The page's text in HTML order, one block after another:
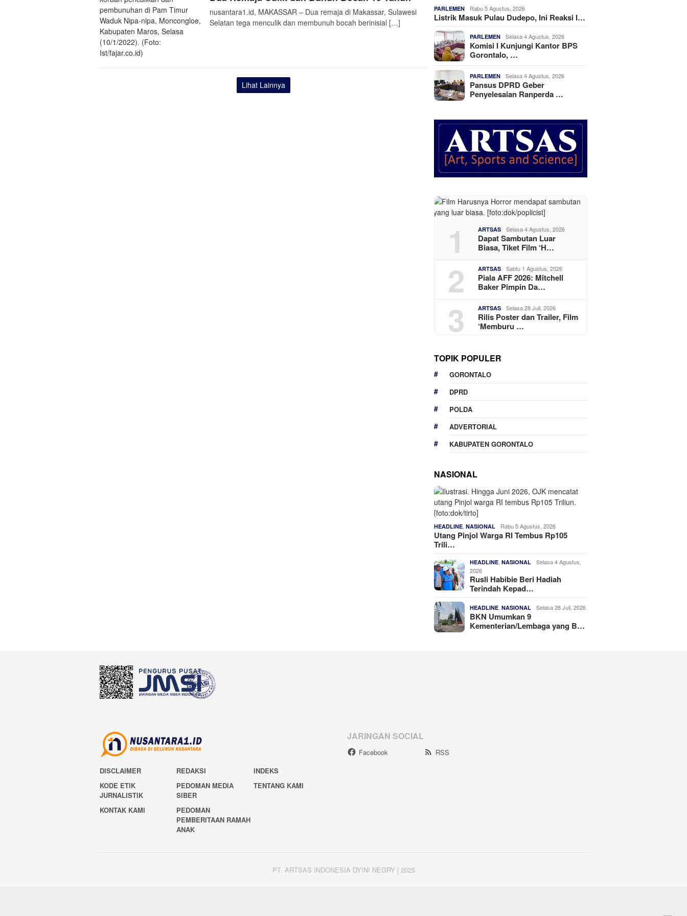
nusantara1.id, MAKASSAR – Dua remaja di Makassar, Sulawesi
Selatan tega menculik dan membunuh bocah berinisial […]
Lihat Lainnya
PARLEMEN Rabu 5 Agustus, 2026
Listrik Masuk Pulau Dudepo, Ini Reaksi I…
PARLEMEN Selasa 4 Agustus, 2026
Komisi I Kunjungi Kantor BPS
Gorontalo, …
PARLEMEN Selasa 4 Agustus, 2026
Pansus DPRD Geber
Penyelesaian Ranperda …
1 ARTSAS Selasa 4 Agustus, 2026
Dapat Sambutan Luar
Biasa, Tiket Film ‘H…
2 ARTSAS Sabtu 1 Agustus, 2026
Piala AFF 2026: Mitchell
Baker Pimpin Da…
3 ARTSAS Selasa 28 Juli, 2026
Rilis Poster dan Trailer, Film
‘Memburu …
TOPIK POPULER
GORONTALO
DPRD
POLDA
ADVERTORIAL
KABUPATEN GORONTALO
NASIONAL
HEADLINE ,NASIONAL Rabu 5 Agustus, 2026
Utang Pinjol Warga RI Tembus Rp105
Trili…
HEADLINE ,NASIONAL
Selasa 4 Agustus,
2026
Rusli Habibie Beri Hadiah
Terindah Kepad…
HEADLINE ,NASIONAL Selasa 28 Juli, 2026
BKN Umumkan 9
Kementerian/Lembaga yang B…
DISCLAIMER REDAKSI
INDEKS
KODE ETIK
JURNALISTIK
PEDOMAN MEDIA
SIBER
TENTANG KAMI
KONTAK KAMI
PEDOMAN
PEMBERITAAN RAMAH
ANAK
JARINGAN SOCIAL
Facebook RSS
PT. ARTSAS INDONESIA DYINI NEGRY | 2025